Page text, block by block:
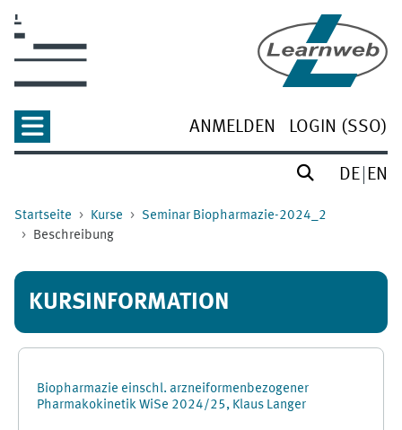
ANMELDEN LOGIN (SSO)
DE EN
Startseite Kurse
Seminar Biopharmazie-2024_2
Beschreibung
KURSINFORMATION
Biopharmazie einschl. arzneiformenbezogener
Pharmakokinetik WiSe 2024/25, Klaus Langer